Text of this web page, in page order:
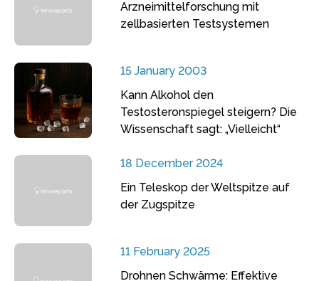
Arzneimittelforschung mit
zellbasierten Testsystemen
15 January 2003
Kann Alkohol den
Testosteronspiegel steigern? Die
Wissenschaft sagt: „Vielleicht“
18 December 2024
Ein Teleskop der Weltspitze auf
der Zugspitze
11 February 2025
Drohnen Schwärme: Effektive